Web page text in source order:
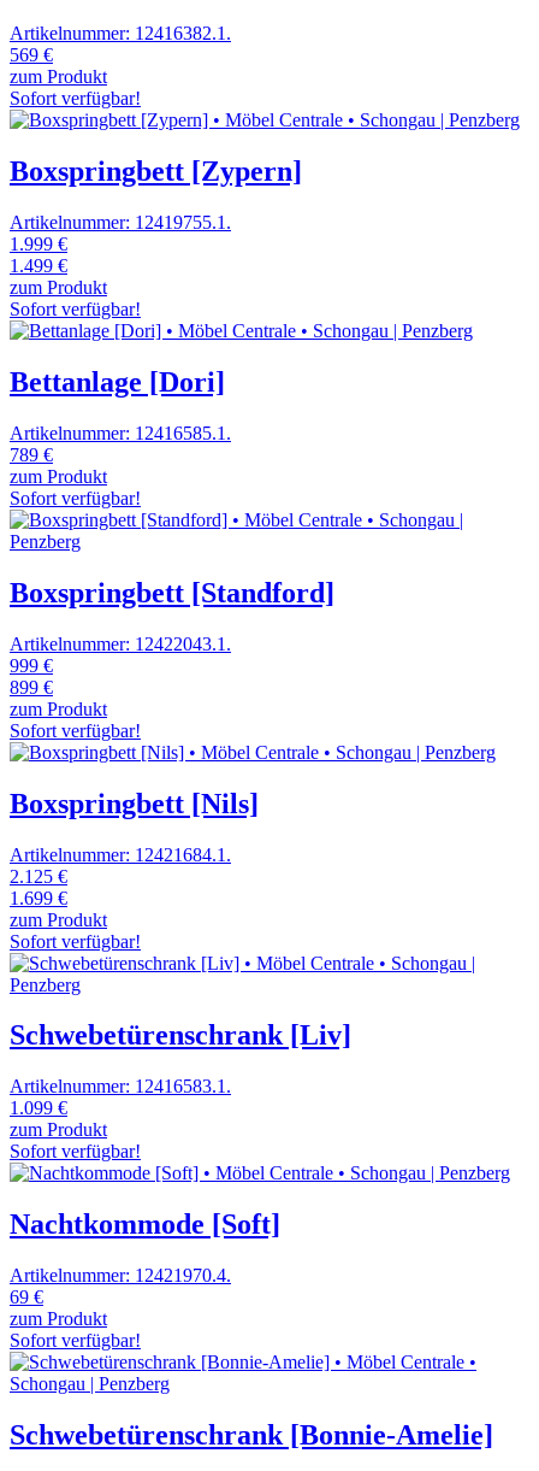
Artikelnummer: 12416382.1.
569 €
zum Produkt
Sofort verfügbar!
Boxspringbett [Zypern]
Artikelnummer: 12419755.1.
1.999 €
1.499 €
zum Produkt
Sofort verfügbar!
Bettanlage [Dori]
Artikelnummer: 12416585.1.
789 €
zum Produkt
Sofort verfügbar!
Boxspringbett [Standford]
Artikelnummer: 12422043.1.
999 €
899 €
zum Produkt
Sofort verfügbar!
Boxspringbett [Nils]
Artikelnummer: 12421684.1.
2.125 €
1.699 €
zum Produkt
Sofort verfügbar!
Schwebetürenschrank [Liv]
Artikelnummer: 12416583.1.
1.099 €
zum Produkt
Sofort verfügbar!
Nachtkommode [Soft]
Artikelnummer: 12421970.4.
69 €
zum Produkt
Sofort verfügbar!
Schwebetürenschrank [Bonnie-Amelie]